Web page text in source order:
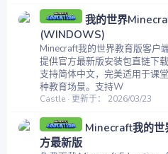
我的世界
(WINDOWS)
Minecraft我的世界教育版客户
提供官方最新版安装包直链下
支持简体中文，完美适用于课
种教育场景。支持W
Castle 更新于： 2026/03/23
Minecraft我的世
方最新版